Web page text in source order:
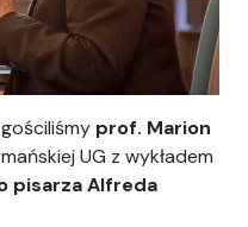
gościliśmy prof. Marion
UG z wykładem
pisarza Alfreda